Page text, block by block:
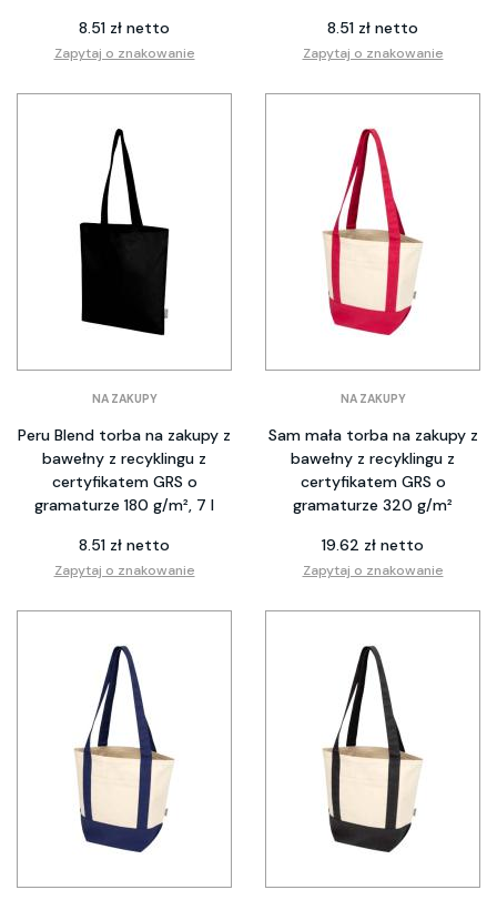
8.51 zł netto
Zapytaj o znakowanie
8.51 zł netto
Zapytaj o znakowanie
NA ZAKUPY
Peru Blend torba na zakupy z
bawełny z recyklingu z
certyfikatem GRS o
gramaturze 180 g/m², 7 l
8.51 zł netto
Zapytaj o znakowanie
NA ZAKUPY
Sam mała torba na zakupy z
bawełny z recyklingu z
certyfikatem GRS o
gramaturze 320 g/m²
19.62 zł netto
Zapytaj o znakowanie